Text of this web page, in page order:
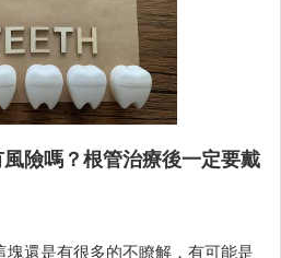
險嗎？根管治療後一定要戴
還是有很多的不瞭解，有可能是